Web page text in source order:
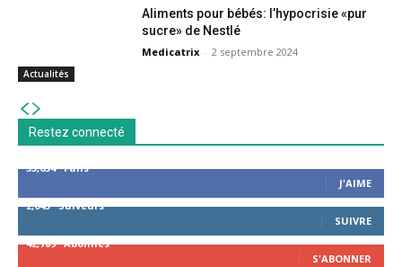
Actualités
Aliments pour bébés: l’hypocrisie «pur
sucre» de Nestlé
Medicatrix - 2 septembre 2024
Restez connecté
53,654
Fans
J'AIME
2,043 Suiveurs
SUIVRE
42,789 Abonnés
S'ABONNER